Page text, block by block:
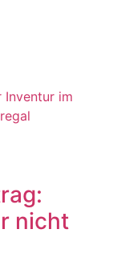
nicht